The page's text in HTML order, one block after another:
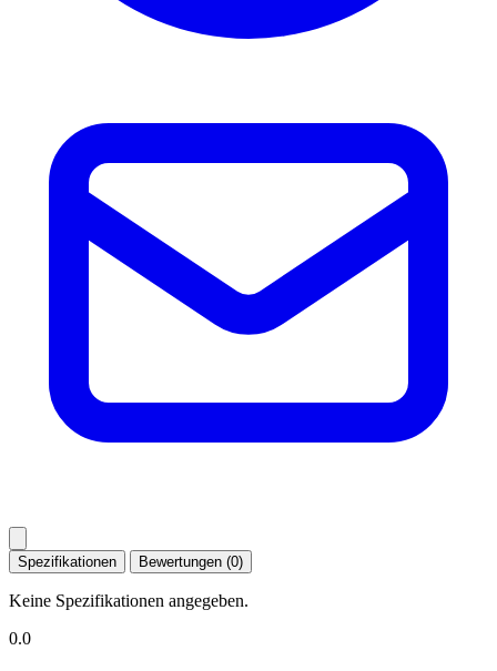
Spezifikationen Bewertungen (0)
Keine Spezifikationen angegeben.
0.0